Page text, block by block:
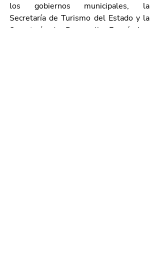
los gobiernos municipales, la
Secretaría de Turismo del Estado y la
Secretaría de Desarrollo Económico,